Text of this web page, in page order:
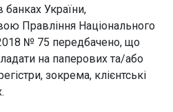
банках України,
Правління Національного
№ 75 передбачено, що
на паперових та/або
зокрема, клієнтські